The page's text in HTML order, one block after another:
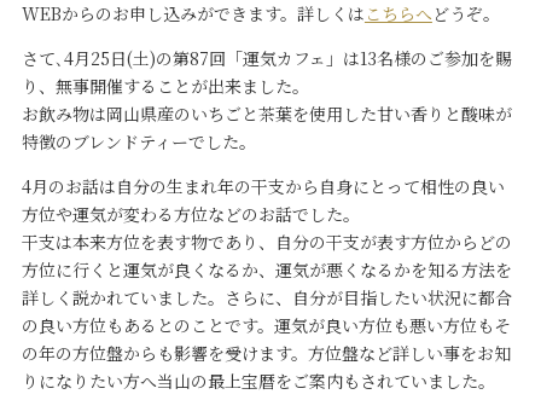
WEBからのお申し込みができます。詳しくは こちらへ どうぞ。
さて､4月25日(土)の第87回「運気カフェ」は13名様のご参加を賜
り、無事開催することが出来ました。
お飲み物は岡山県産のいちごと茶葉を使用した甘い香りと酸味が
特徴のブレンドティーでした。
4月のお話は自分の生まれ年の干支から自身にとって相性の良い
方位や運気が変わる方位などのお話でした。
干支は本来方位を表す物であり、自分の干支が表す方位からどの
方位に行くと運気が良くなるか、運気が悪くなるかを知る方法を
詳しく説かれていました。さらに、自分が目指したい状況に都合
の良い方位もあるとのことです。運気が良い方位も悪い方位もそ
の年の方位盤からも影響を受けます。方位盤など詳しい事をお知
りになりたい方へ当山の最上宝暦をご案内もされていました。